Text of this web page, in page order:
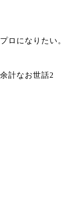
プロになりたい。
余計なお世話2